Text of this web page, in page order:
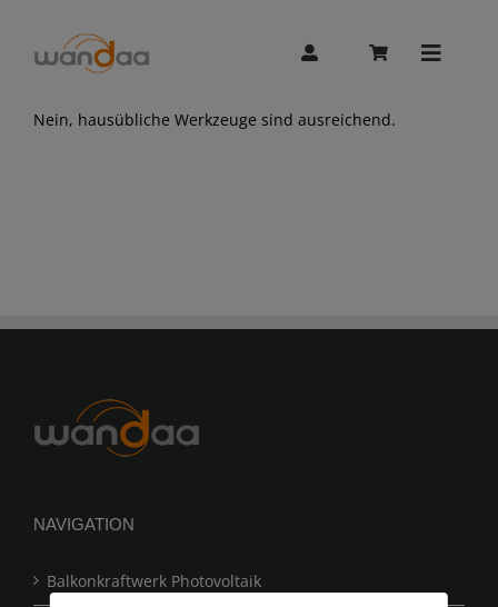
content
Toggle
Nein, hausübliche Werkzeuge sind ausreichend.
NAVIGATION
Balkonkraftwerk Photovoltaik